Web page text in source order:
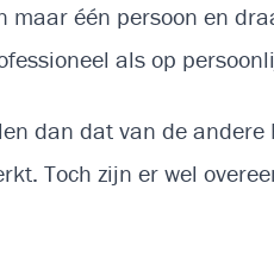
één persoon en
als op
dan dat van de
Toch zijn er wel